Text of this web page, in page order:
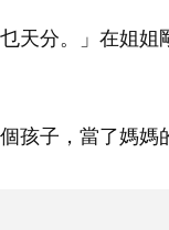
天分。」在姐
孩子，當了媽媽